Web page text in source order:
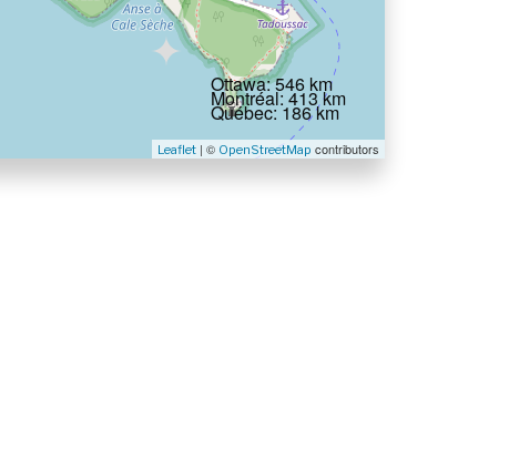
Leaflet | © OpenStreetMap contributors
Ottawa: 546 km
Montréal: 413 km
Québec: 186 km